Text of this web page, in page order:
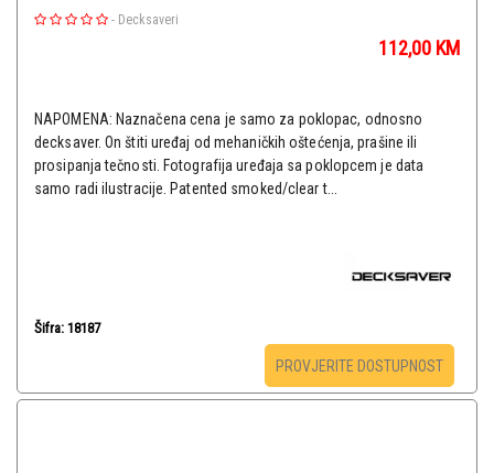
- Decksaveri
112,00 KM
NAPOMENA: Naznačena cena je samo za poklopac, odnosno
decksaver. On štiti uređaj od mehaničkih oštećenja, prašine ili
prosipanja tečnosti. Fotografija uređaja sa poklopcem je data
samo radi ilustracije. Patented smoked/clear t...
Šifra: 18187
PROVJERITE DOSTUPNOST